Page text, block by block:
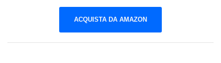
ACQUISTA DA AMAZON